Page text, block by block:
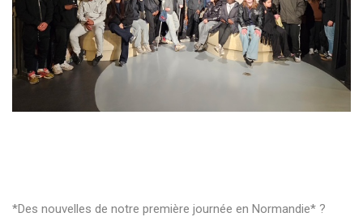
*Des nouvelles de notre première journée en Normandie* ?